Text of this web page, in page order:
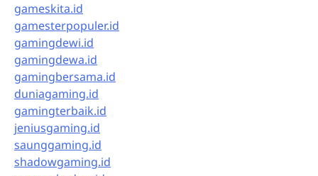
gameskita.id
gamesterpopuler.id
gamingdewi.id
gamingdewa.id
gamingbersama.id
duniagaming.id
gamingterbaik.id
jeniusgaming.id
saunggaming.id
shadowgaming.id